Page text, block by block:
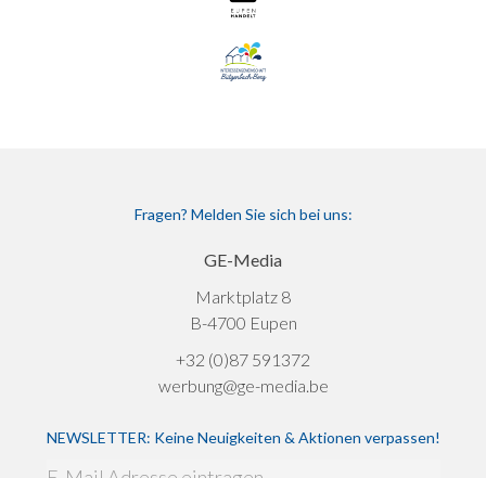
Fragen? Melden Sie sich bei uns:
GE-Media
Marktplatz 8
B-4700 Eupen
+32 (0)87 591372
werbung@ge-media.be
NEWSLETTER: Keine Neuigkeiten & Aktionen verpassen!